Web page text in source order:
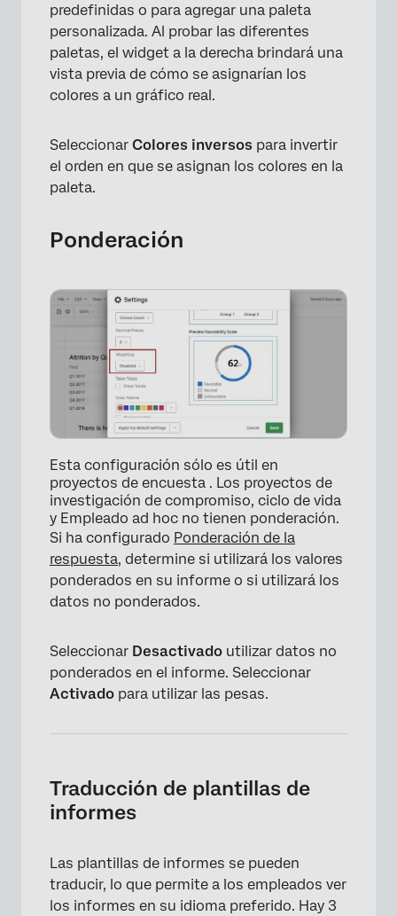
×
predefinidas o para agregar una paleta
personalizada. Al probar las diferentes
paletas, el widget a la derecha brindará una
vista previa de cómo se asignarían los
colores a un gráfico real.
Seleccionar Colores inversos para invertir
el orden en que se asignan los colores en la
paleta.
Ponderación
Esta configuración sólo es útil en
proyectos de encuesta . Los proyectos de
investigación de compromiso, ciclo de vida
y Empleado ad hoc no tienen ponderación.
Si ha configurado Ponderación de la
respuesta, determine si utilizará los valores
ponderados en su informe o si utilizará los
datos no ponderados.
Seleccionar Desactivado utilizar datos no
ponderados en el informe. Seleccionar
Activado para utilizar las pesas.
Traducción de plantillas de
informes
Las plantillas de informes se pueden
traducir, lo que permite a los empleados ver
los informes en su idioma preferido. Hay 3